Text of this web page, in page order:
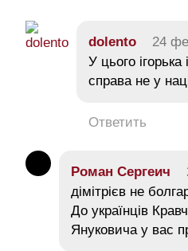
dolento 24
У цього
справа не у
Ответить
Роман Сергеич
дімітрієв не
До українців
Януковича у вас